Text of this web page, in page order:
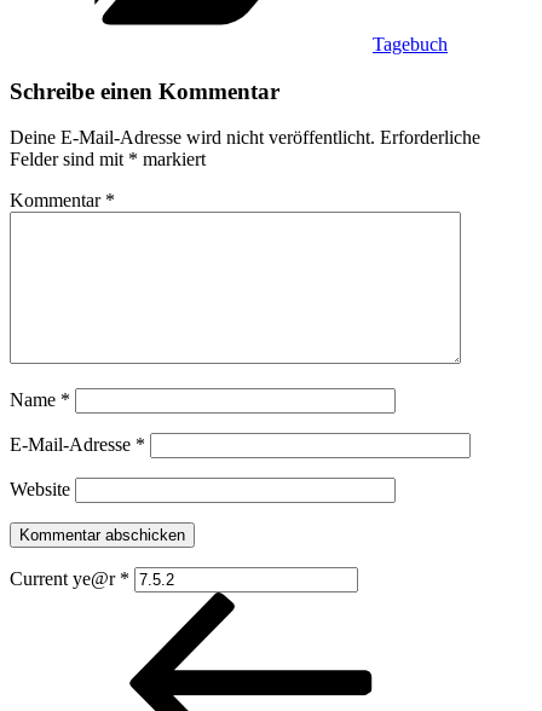
Tagebuch
Schreibe einen Kommentar
Deine E-Mail-Adresse wird nicht veröffentlicht. Erforderliche
Felder sind mit * markiert
Kommentar *
Name *
E-Mail-Adresse *
Website
Current ye@r *
Beitragsnavigation